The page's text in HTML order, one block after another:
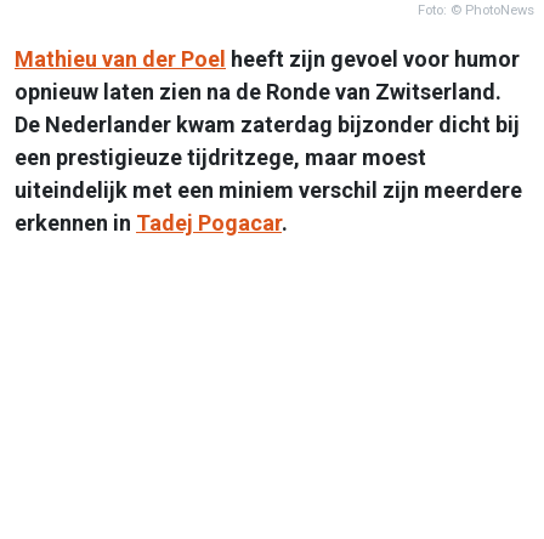
Foto: © PhotoNews
Mathieu van der Poel heeft zijn gevoel voor humor
opnieuw laten zien na de Ronde van Zwitserland.
De Nederlander kwam zaterdag bijzonder dicht bij
een prestigieuze tijdritzege, maar moest
uiteindelijk met een miniem verschil zijn meerdere
erkennen in Tadej Pogacar.